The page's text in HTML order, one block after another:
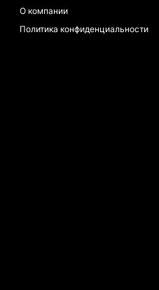
О компании
Политика конфиденциальности